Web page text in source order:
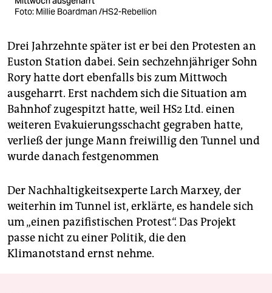
Foto: Millie Boardman /HS2-Rebellion
Drei Jahrzehnte später ist er bei den Protesten an
Euston Station dabei. Sein sechzehnjähriger Sohn
Rory hatte dort ebenfalls bis zum Mittwoch
ausgeharrt. Erst nachdem sich die Situation am
Bahnhof zugespitzt hatte, weil HS2 Ltd. einen
weiteren Evakuierungsschacht gegraben hatte,
verließ der junge Mann freiwillig den Tunnel und
wurde danach festgenommen
Der Nachhaltigkeitsexperte Larch Marxey, der
weiterhin im Tunnel ist, erklärte, es handele sich
um „einen pazifistischen Protest“. Das Projekt
passe nicht zu einer Politik, die den
Klimanotstand ernst nehme.